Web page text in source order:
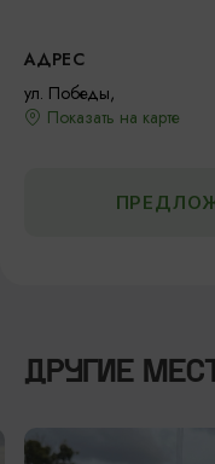
АДРЕС
ул. Победы,
Показать на карте
ДРУГИЕ